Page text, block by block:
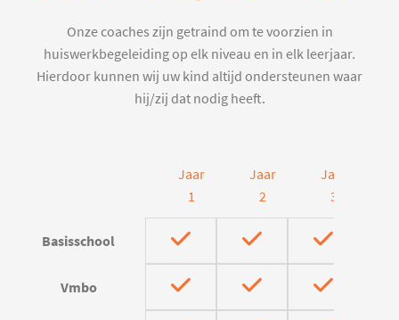
Onze coaches zijn getraind om te voorzien in
huiswerkbegeleiding op elk niveau en in elk leerjaar.
Hierdoor kunnen wij uw kind altijd ondersteunen waar
hij/zij dat nodig heeft.
Jaar
1
Jaar
2
Jaar
3
Basisschool
Vmbo